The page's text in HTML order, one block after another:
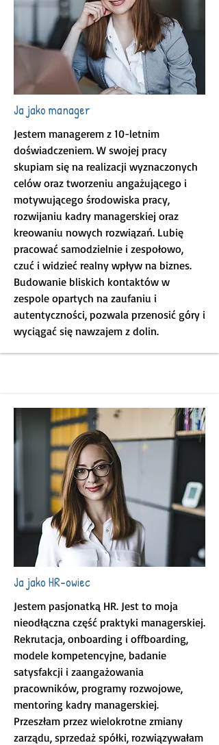
Ja jako manager
Jestem managerem z 10-letnim
doświadczeniem. W swojej pracy
skupiam się na realizacji wyznaczonych
celów oraz tworzeniu angażującego i
motywującego środowiska pracy,
rozwijaniu kadry managerskiej oraz
kreowaniu nowych rozwiązań. Lubię
pracować samodzielnie i zespołowo,
czuć i widzieć realny wpływ na biznes.
Budowanie bliskich kontaktów w
zespole opartych na zaufaniu i
autentyczności, pozwala przenosić góry i
wyciągać się nawzajem z dolin.
Ja jako HR-owiec
Jestem pasjonatką HR. Jest to moja
nieodłączna część praktyki managerskiej.
Rekrutacja, onboarding i offboarding,
modele kompetencyjne, badanie
satysfakcji i zaangażowania
pracowników, programy rozwojowe,
mentoring kadry managerskiej.
Przeszłam przez wielokrotne zmiany
zarządu, sprzedaż spółki, rozwiązywałam